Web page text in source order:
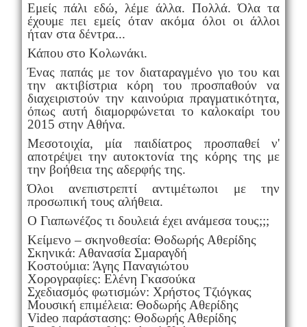
Εμείς πάλι εδώ, λέμε άλλα. Πολλά. Όλα τα
έχουμε πει εμείς όταν ακόμα όλοι οι άλλοι
ήταν στα δέντρα...
Κάπου στο Κολωνάκι.
Ένας παπάς με τον διαταραγμένο γιο του και
την ακτιβίστρια κόρη του προσπαθούν να
διαχειριστούν την καινούρια πραγματικότητα,
όπως αυτή διαμορφώνεται το καλοκαίρι του
2015 στην Αθήνα.
Μεσοτοιχία, μία παιδίατρος προσπαθεί ν'
αποτρέψει την αυτοκτονία της κόρης της με
την βοήθεια της αδερφής της.
Όλοι ανεπιστρεπτί αντιμέτωποι με την
προσωπική τους αλήθεια.
Ο Γιαπωνέζος τι δουλειά έχει ανάμεσα τους;;;
Κείμενο – σκηνοθεσία: Θοδωρής Αθερίδης
Σκηνικά: Αθανασία Σμαραγδή
Κοστούμια: Άγης Παναγιώτου
Χορογραφίες: Ελένη Γκασούκα
Σχεδιασμός φωτισμών: Χρήστος Τζιόγκας
Μουσική επιμέλεια: Θοδωρής Αθερίδης
Video παράστασης: Θοδωρής Αθερίδης